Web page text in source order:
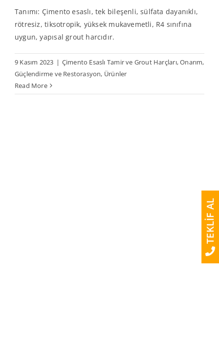
Tanımı: Çimento esaslı, tek bileşenli, sülfata dayanıklı,
rötresiz, tiksotropik, yüksek mukavemetli, R4 sınıfına
uygun, yapısal grout harcıdır.
9 Kasım 2023 | Çimento Esaslı Tamir ve Grout Harçları,Onarım,
Güçlendirme ve Restorasyon, Ürünler
Read More
TEKLİF AL